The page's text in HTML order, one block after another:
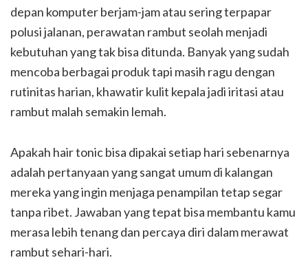
depan komputer berjam-jam atau sering terpapar
polusi jalanan, perawatan rambut seolah menjadi
kebutuhan yang tak bisa ditunda. Banyak yang sudah
mencoba berbagai produk tapi masih ragu dengan
rutinitas harian, khawatir kulit kepala jadi iritasi atau
rambut malah semakin lemah.
Apakah hair tonic bisa dipakai setiap hari sebenarnya
adalah pertanyaan yang sangat umum di kalangan
mereka yang ingin menjaga penampilan tetap segar
tanpa ribet. Jawaban yang tepat bisa membantu kamu
merasa lebih tenang dan percaya diri dalam merawat
rambut sehari-hari.